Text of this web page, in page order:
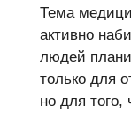
Тема
активно
людей
только для
но для того,